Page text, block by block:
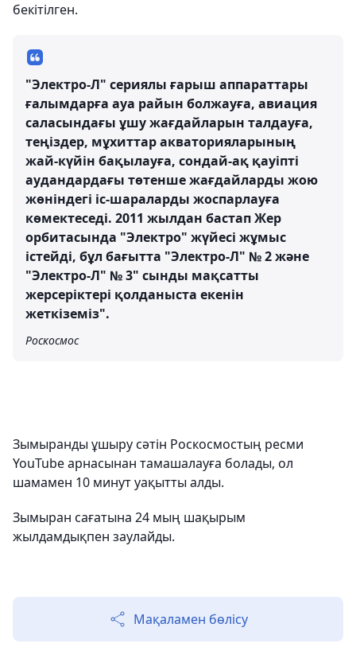
бекітілген.
"Электро-Л" сериялы ғарыш аппараттары
ғалымдарға ауа райын болжауға, авиация
саласындағы ұшу жағдайларын талдауға,
теңіздер, мұхиттар акваторияларының
жай-күйін бақылауға, сондай-ақ қауіпті
аудандардағы төтенше жағдайларды жою
жөніндегі іс-шараларды жоспарлауға
көмектеседі. 2011 жылдан бастап Жер
орбитасында "Электро" жүйесі жұмыс
істейді, бұл бағытта "Электро-Л" № 2 және
"Электро-Л" № 3" сынды мақсатты
жерсеріктері қолданыста екенін
жеткіземіз".
Роскосмос
Зымыранды ұшыру сәтін Роскосмостың ресми
YouTube арнасынан тамашалауға болады, ол
шамамен 10 минут уақытты алды.
Зымыран сағатына 24 мың шақырым
жылдамдықпен заулайды.
Мақаламен бөлісу